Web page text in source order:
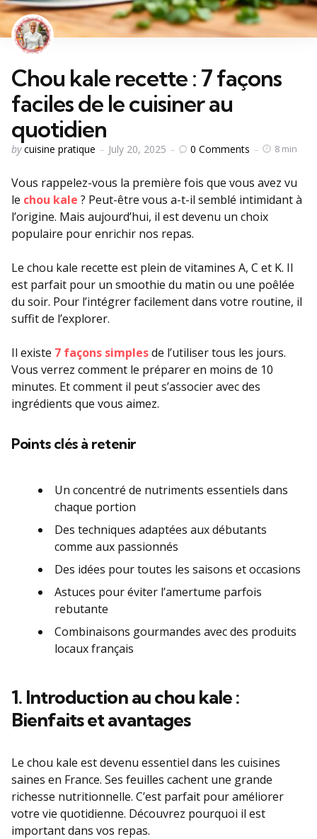
Chou kale recette : 7 façons
faciles de le cuisiner au
quotidien
Posted
by cuisine pratique July 20, 2025 0 Comments 8 min
Vous rappelez-vous la première fois que vous avez vu
le chou kale ? Peut-être vous a-t-il semblé intimidant à
l’origine. Mais aujourd’hui, il est devenu un choix
populaire pour enrichir nos repas.
Le chou kale recette est plein de vitamines A, C et K. Il
est parfait pour un smoothie du matin ou une poêlée
du soir. Pour l’intégrer facilement dans votre routine, il
suffit de l’explorer.
Il existe 7 façons simplesde l’utiliser tous les jours.
Vous verrez comment le préparer en moins de 10
minutes. Et comment il peut s’associer avec des
ingrédients que vous aimez.
Points clés à retenir
Un concentré de nutriments essentiels dans
chaque portion
Des techniques adaptées aux débutants
comme aux passionnés
Des idées pour toutes les saisons et occasions
Astuces pour éviter l’amertume parfois
rebutante
Combinaisons gourmandes avec des produits
locaux français
1. Introduction au chou kale :
Bienfaits et avantages
Le chou kale est devenu essentiel dans les cuisines
saines en France. Ses feuilles cachent une grande
richesse nutritionnelle. C’est parfait pour améliorer
votre vie quotidienne. Découvrez pourquoi il est
important dans vos repas.